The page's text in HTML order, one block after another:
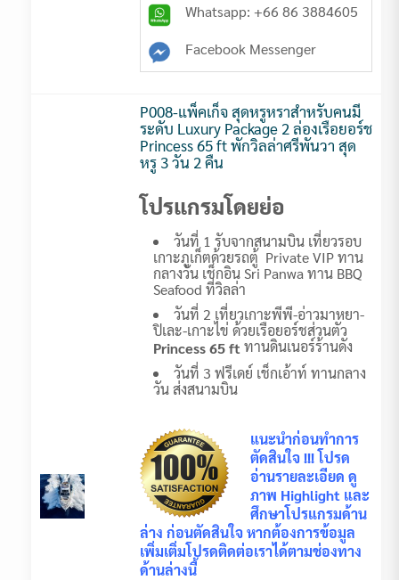
Whatsapp: +66 86 3884605
Facebook Messenger
P008-แพ็คเก็จ สุดหรูหราสำหรับคนมี
ระดับ Luxury Package 2 ล่องเรือยอร์ช
Princess 65 ft พักวิลล่าศรีพันวา สุด
หรู 3 วัน 2 คืน
โปรแกรมโดยย่อ
วันที่ 1 รับจากสนามบิน เที่ยวรอบ
เกาะภูเก็ตด้วยรถตู้ Private VIP ทาน
กลางวัน เช็กอิน Sri Panwa ทาน BBQ
Seafood ที่วิลล่า
วันที่ 2 เที่ยวเกาะพีพี-อ่าวมาหยา-
ปิเละ-เกาะไข่ ด้วยเรือยอร์ชส่วนตัว
Princess 65 ft ทานดินเนอร์ร้านดัง
วันที่ 3 ฟรีเดย์ เช็กเอ้าท์ ทานกลาง
วัน ส่งสนามบิน
แนะนำก่อนทำการ
ตัดสินใจ !!! โปรด
อ่านรายละเอียด ดู
ภาพ Highlight และ
ศึกษาโปรแกรมด้าน
ล่าง ก่อนตัดสินใจ หากต้องการข้อมูล
เพิ่มเติ่มโปรดติดต่อเราได้ตามช่องทาง
ด้านล่างนี้